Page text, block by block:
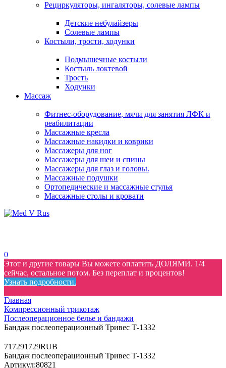
Рециркуляторы, ингаляторы, солевые лампы
Детские небулайзеры
Солевые лампы
Костыли, трости, ходунки
Подмышечные костыли
Костыль локтевой
Трость
Ходунки
Массаж
Фитнес-оборудование, мячи для занятия ЛФК и
реабилитации
Массажные кресла
Массажные накидки и коврики
Массажеры для ног
Массажеры для шеи и спины
Массажеры для глаз и головы.
Массажные подушки
Ортопедические и массажные стулья
Массажные столы и кровати
0
Этот и другие товары Вы можете оплатить ДОЛЯМИ. 1/4
сейчас, остальное потом. Без переплат и процентов!
Узнать подробности.
Главная
Компрессионный трикотаж
Послеоперационное белье и бандажи
Бандаж послеоперационный Тривес Т-1332
717291729RUB
Бандаж послеоперационный Тривес Т-1332
Артикул:80821